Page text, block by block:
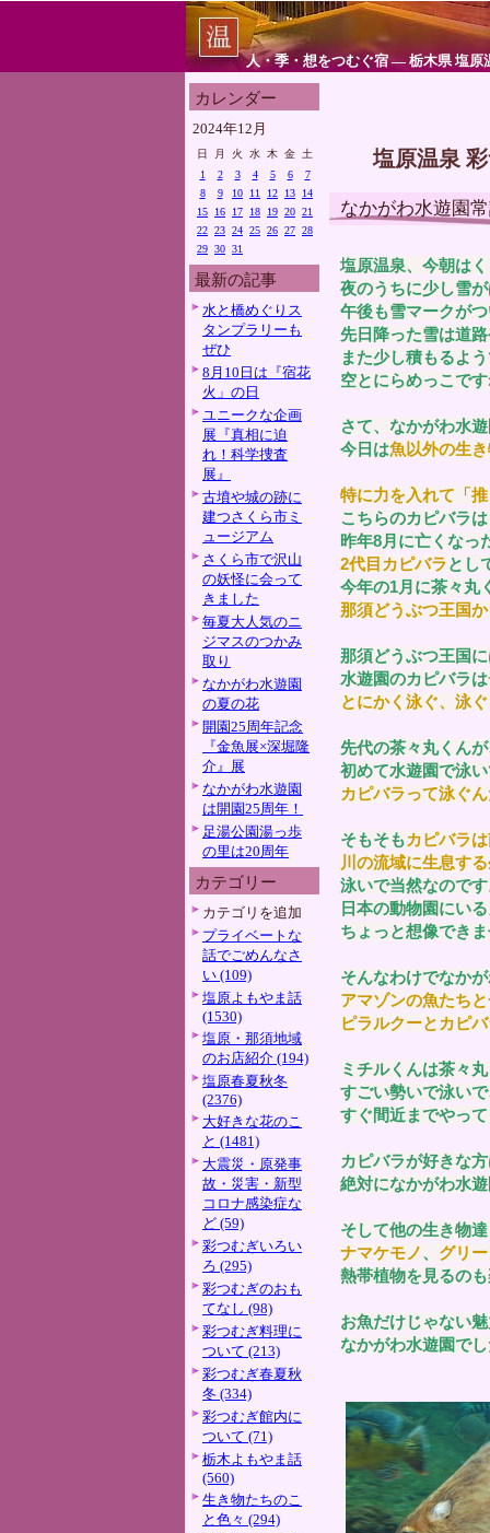
人・季・想をつむぐ宿 ― 栃木県 塩原
カレンダー
2024年12月
日 月 火 水 木 金
土
1
2 3 4 5 6
7
8
9 10 11 12 13
14
15
16 17 18 19 20 21
22 23 24 25 26 27 28
29 30 31
最新の記事
水と橋めぐりス
タンプラリーも
ぜひ
8月10日は『宿花
火」の日
ユニークな企画
展『真相に迫
れ！科学捜査
展』
古墳や城の跡に
建つさくら市ミ
ュージアム
さくら市で沢山
の妖怪に会って
きました
毎夏大人気のニ
ジマスのつかみ
取り
なかがわ水遊園
の夏の花
開園25周年記念
『金魚展×深堀隆
介』展
なかがわ水遊園
は開園25周年！
足湯公園湯っ歩
の里は20周年
カテゴリー
カテゴリを追加
プライベートな
話でごめんなさ
い (109)
塩原よもやま話
(1530)
塩原・那須地域
のお店紹介 (194)
塩原春夏秋冬
(2376)
大好きな花のこ
と (1481)
大震災・原発事
故・災害・新型
コロナ感染症な
ど (59)
彩つむぎいろい
ろ (295)
彩つむぎのおも
てなし (98)
彩つむぎ料理に
ついて (213)
彩つむぎ春夏秋
冬 (334)
彩つむぎ館内に
ついて (71)
栃木よもやま話
(560)
生き物たちのこ
と色々 (294)
塩原温泉
なかがわ水遊園
塩原温泉、今朝は
夜のうちに少し雪
午後も雪マークが
先日降った雪は道
また少し積もるよ
空とにらめっこで
さて、なかがわ水
今日は魚以外の生
特に力を入れて「
こちらのカピバラは
昨年8月に亡くなっ
2代目カピバラとし
今年の1月に茶々丸
那須どうぶつ王国
那須どうぶつ王国
水遊園のカピバラは
とにかく泳ぐ、泳
先代の茶々丸くん
初めて水遊園で泳
カピバラって泳ぐ
そもそもカピバラ
川の流域に生息す
泳いで当然なので
日本の動物園にい
ちょっと想像でき
そんなわけでなか
アマゾンの魚たち
ピラルクーとカピ
ミチルくんは茶々
すごい勢いで泳い
すぐ間近までやっ
カピバラが好きな
絶対になかがわ水
そして他の生き物
ナマケモノ、 グリ
熱帯植物を見るの
お魚だけじゃない
なかがわ水遊園で